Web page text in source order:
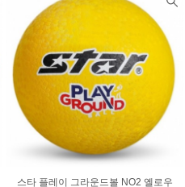
스타 플레이 그라운드볼 NO2 옐로우